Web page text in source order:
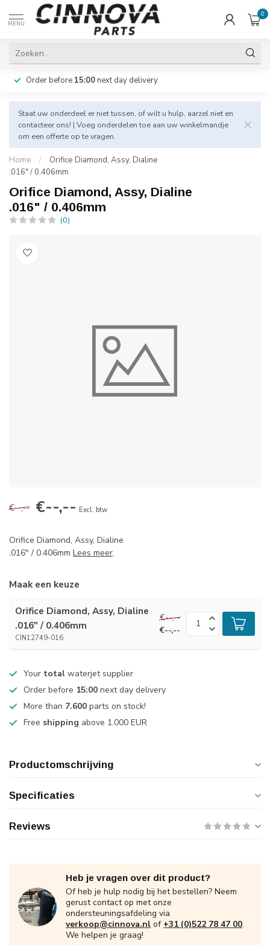
MENU
0
Order before 15:00next day delivery
Staat uw onderdeel er niet tussen, of wilt u hulp, aarzel niet en
contacteer ons! | Voeg onderdelen toe aan uw winkelmandje
om een offerte op te vragen.
Home /
Orifice Diamond, Assy, Dialine
.016" / 0.406mm
Orifice Diamond, Assy, Dialine
.016" / 0.406mm
(0)
€--,-- €--,-- Excl. btw
Orifice Diamond, Assy, Dialine
.016" / 0.406mm Lees meer.
Maak een keuze
Orifice Diamond, Assy, Dialine
.016" / 0.406mm
CIN12749-016
€--,--
€--,--
Your total waterjet supplier
Order before 15:00 next day delivery
More than 7.600 parts on stock!
Free shipping above 1.000 EUR
Productomschrijving
Specificaties
Reviews
Heb je vragen over dit product?
Of heb je hulp nodig bij het bestellen? Neem
gerust contact op met onze
ondersteuningsafdeling via
verkoop@cinnova.nl of +31 (0)522 78 47 00.
We helpen je graag!